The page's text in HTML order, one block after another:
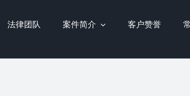
法律团队 案件简介 客户赞誉